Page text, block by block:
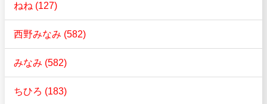
ねね (127)
西野みなみ (582)
みなみ (582)
ちひろ (183)